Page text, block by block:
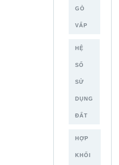
GÒ
VẤP
HỆ
SỐ
SỬ
DỤNG
ĐẤT
HỢP
KHỐI